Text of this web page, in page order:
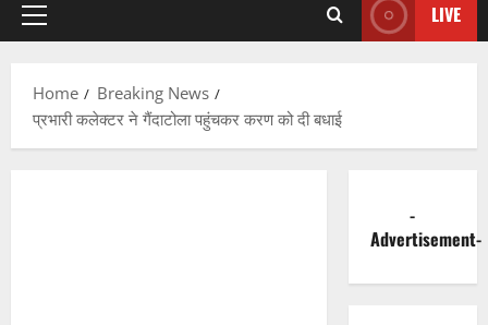
Primary
LIVE
Home
Breaking News
प्रभारी कलेक्टर ने गैंदाटोला पहुंचकर करण को दी बधाई
-
Advertisement-